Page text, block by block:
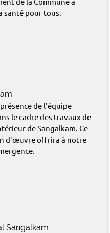
de la Commune à
santé pour tous.
présence de l'équipe
le cadre des travaux de
de Sangalkam. Ce
d'œuvre offrira à notre
Sangalkam